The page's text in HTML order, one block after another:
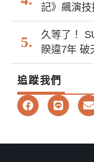
記》飆演技
久等了！
睽違7年 破
追蹤我們
F
a
b
L
i
n
l